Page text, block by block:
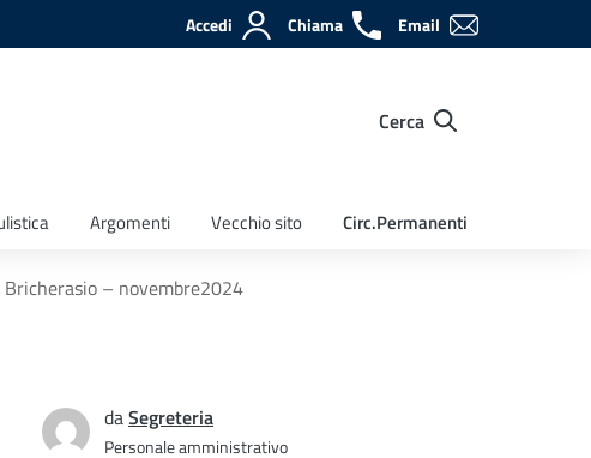
Accedi Chiama Email
Cerca
Argomenti Vecchio sito Circ.Permanenti
Bricherasio – novembre2024
daSegreteria
Personale amministrativo